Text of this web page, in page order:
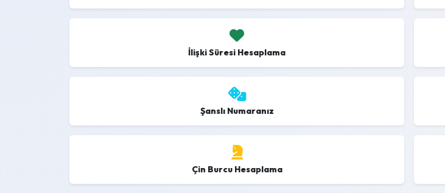
İlişki Süresi Hesaplama
Şanslı Numaranız
Çin Burcu Hesaplama